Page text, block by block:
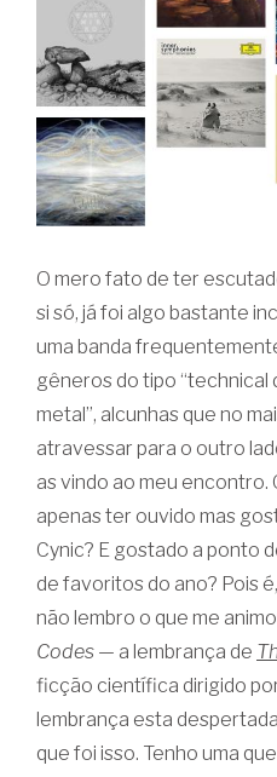
O mero fato de ter
si só, já foi algo bastante
uma banda
gêneros do tipo “technical
metal”, alcunhas que no
atravessar para o outro
as vindo ao meu encontro.
apenas ter ouvido mas
Cynic? E gostado a ponto
de favoritos do ano? Pois
não lembro o que me
Codes — a lembrança de
ficção científica dirigido
lembrança esta
que foi isso. Tenho uma